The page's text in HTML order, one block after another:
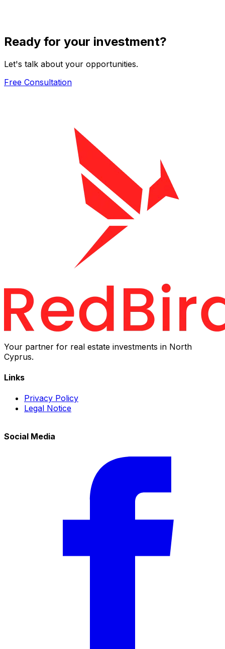
Ready for your investment?
Let's talk about your opportunities.
Free Consultation
Your partner for real estate investments in North
Cyprus.
Links
Privacy Policy
Legal Notice
Social Media